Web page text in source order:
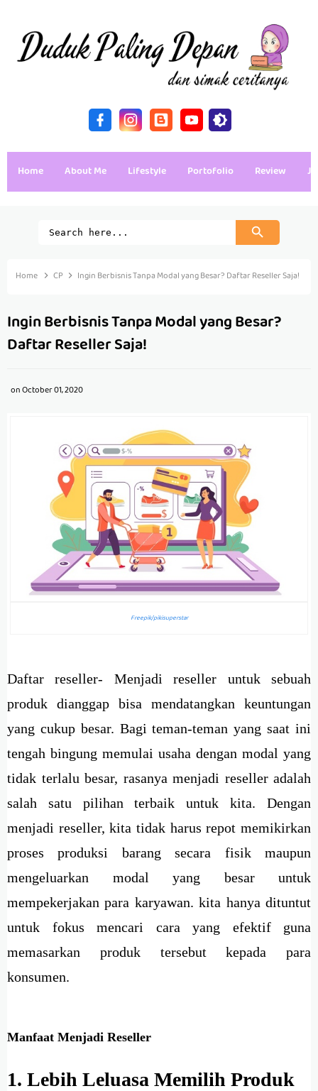
Home About Me Lifestyle Portofolio Review
Home CP Ingin Berbisnis Tanpa Modal yang Besar? Daftar Reseller Saja!
Ingin Berbisnis Tanpa Modal yang Besar?
Daftar Reseller Saja!
onOctober 01, 2020
Freepik/pikisuperstar
Daftar reseller- Menjadi reseller untuk sebuah
produk dianggap bisa mendatangkan keuntungan
yang cukup besar. Bagi teman-teman yang saat ini
tengah bingung memulai usaha dengan modal yang
tidak terlalu besar, rasanya menjadi reseller adalah
salah satu pilihan terbaik untuk kita. Dengan
menjadi reseller, kita tidak harus repot memikirkan
proses produksi barang secara fisik maupun
mengeluarkan modal yang besar untuk
mempekerjakan para karyawan. kita hanya dituntut
untuk fokus mencari cara yang efektif guna
memasarkan produk tersebut kepada para
konsumen.
Manfaat Menjadi Reseller
1. Lebih Leluasa Memilih Produk